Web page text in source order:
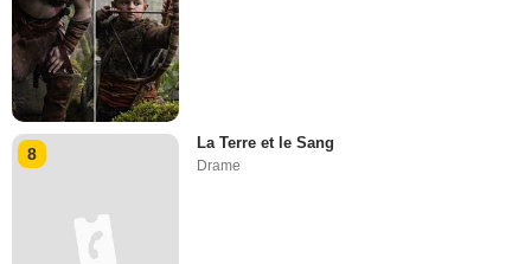
8
La Terre et le Sang
Drame